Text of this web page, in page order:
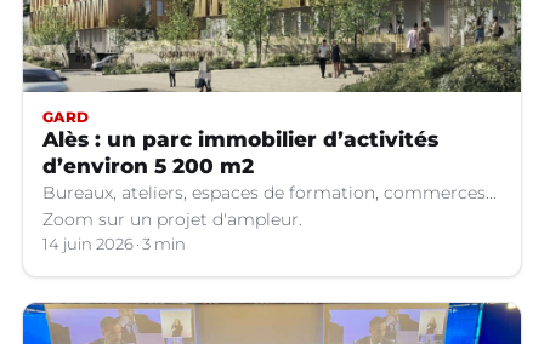
GARD
Alès : un parc immobilier d’activités
d’environ 5 200 m2
Bureaux, ateliers, espaces de formation, commerces...
Zoom sur un projet d'ampleur.
14 juin 2026 3 min